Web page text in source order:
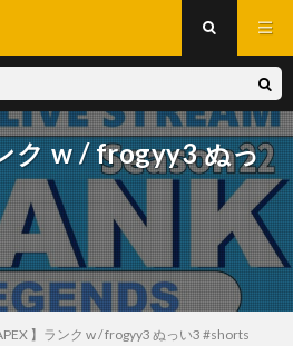
ク w / frogyy3 ぬっ
】ランク w / frogyy3 ぬっい3 #shorts